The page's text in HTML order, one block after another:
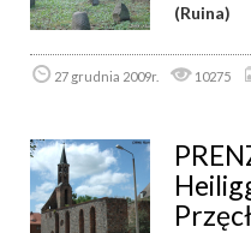
(Ruina)
27 grudnia 2009r. 10275